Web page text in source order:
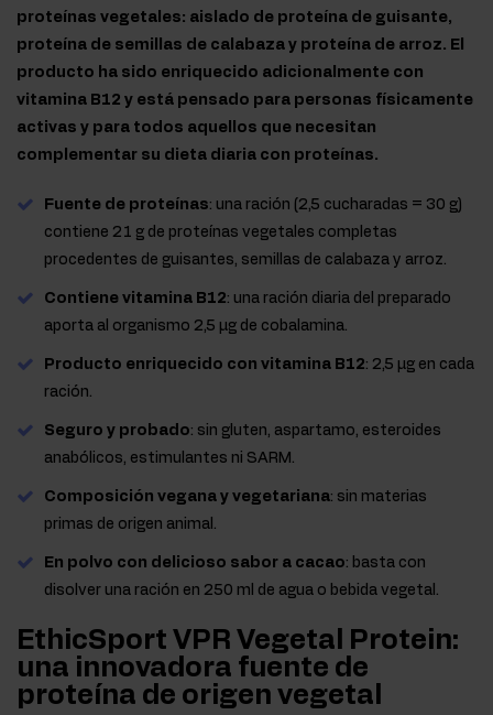
proteínas vegetales: aislado de proteína de guisante,
proteína de semillas de calabaza y proteína de arroz. El
producto ha sido enriquecido adicionalmente con
vitamina B12 y está pensado para personas físicamente
activas y para todos aquellos que necesitan
complementar su dieta diaria con proteínas.
Fuente de proteínas: una ración (2,5 cucharadas = 30 g)
contiene 21 g de proteínas vegetales completas
procedentes de guisantes, semillas de calabaza y arroz.
Contiene vitamina B12: una ración diaria del preparado
aporta al organismo 2,5 μg de cobalamina.
Producto enriquecido con vitamina B12: 2,5 μg en cada
ración.
Seguro y probado: sin gluten, aspartamo, esteroides
anabólicos, estimulantes ni SARM.
Composición vegana y vegetariana: sin materias
primas de origen animal.
En polvo con delicioso sabor a cacao: basta con
disolver una ración en 250 ml de agua o bebida vegetal.
EthicSport VPR Vegetal Protein:
una innovadora fuente de
proteína de origen vegetal